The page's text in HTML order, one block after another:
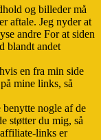
og billeder må
aftale. Jeg nyder at
andre For at siden
blandt andet
en fra min side
mine links, så
nogle af de
støtter du mig, så
links er